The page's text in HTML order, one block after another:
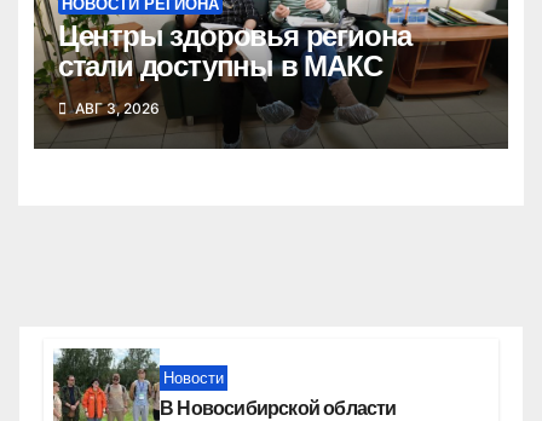
НОВОСТИ РЕГИОНА
Центры здоровья региона
стали доступны в МАКС
АВГ 3, 2026
Новости
В Новосибирской области